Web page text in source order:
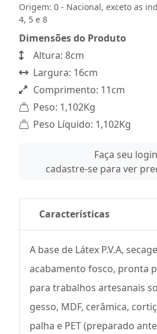
Origem: 0 - Nacional, exceto as
4, 5 e 8
Dimensões do Produto
Altura: 8cm
Largura: 16cm
Comprimento: 11cm
Peso: 1,102Kg
Peso Líquido: 1,102Kg
Faça seu
cadastre-se para ver
Características
A base de Látex P.V.A,
acabamento fosco, pronta
para trabalhos artesanais
gesso, MDF, cerâmica,
palha e PET (preparado